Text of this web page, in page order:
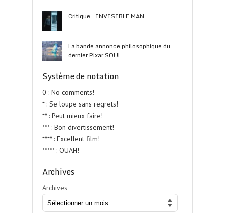
Critique : INVISIBLE MAN
La bande annonce philosophique du
dernier Pixar SOUL
Système de notation
0 : No comments!
* : Se loupe sans regrets!
** : Peut mieux faire!
*** : Bon divertissement!
**** : Excellent film!
***** : OUAH!
Archives
Archives